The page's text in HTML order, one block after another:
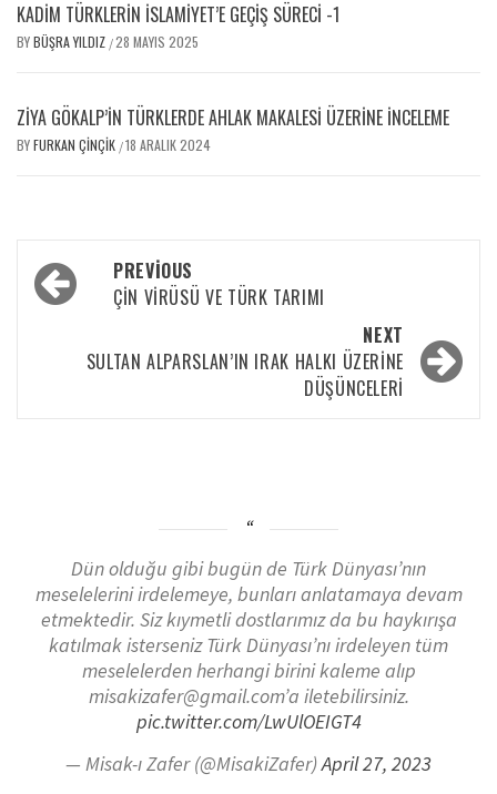
KADIM TÜRKLERIN İSLAMIYET’E GEÇIŞ SÜRECI -1
BYBÜŞRA YILDIZ /28 MAYIS 2025
ZIYA GÖKALP’IN TÜRKLERDE AHLAK MAKALESI ÜZERINE İNCELEME
BYFURKAN ÇINÇIK /18 ARALIK 2024
PREVIOUS
ÇIN VIRÜSÜ VE TÜRK TARIMI
NEXT
SULTAN ALPARSLAN’IN IRAK HALKI ÜZERINE
DÜŞÜNCELERI
Dün olduğu gibi bugün de Türk Dünyası’nın
meselelerini irdelemeye, bunları anlatamaya devam
etmektedir. Siz kıymetli dostlarımız da bu haykırışa
katılmak isterseniz Türk Dünyası’nı irdeleyen tüm
meselelerden herhangi birini kaleme alıp
misakizafer@gmail.com’a iletebilirsiniz.
pic.twitter.com/LwUlOEIGT4
— Misak-ı Zafer (@MisakiZafer)April 27, 2023